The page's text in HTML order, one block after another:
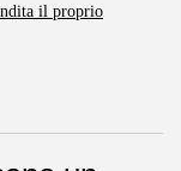
il proprio